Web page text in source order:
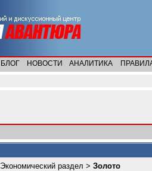
БЛОГ НОВОСТИ АНАЛИТИКА
Экономический раздел > Золото